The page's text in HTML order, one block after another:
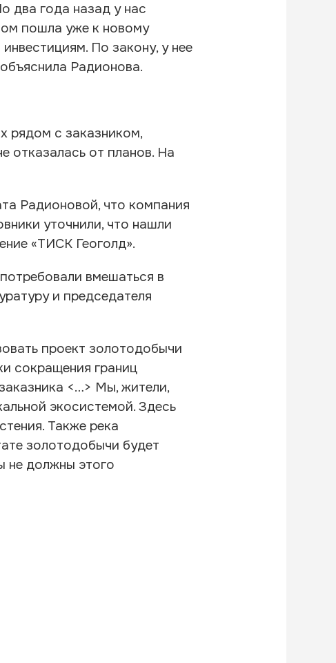
два года назад у нас
пошла уже к новому
По закону, у нее
Радионова.
рядом с заказником,
отказалась от планов. На
Радионовой, что компания
уточнили, что нашли
«ТИСК Геоголд».
вмешаться в
и председателя
проект золотодобычи
сокращения границ
<…> Мы, жители,
экосистемой. Здесь
Также река
золотодобычи будет
не должны этого